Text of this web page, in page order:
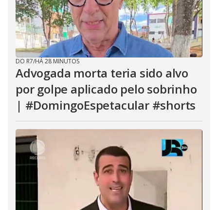
DO R7/HÁ 28 MINUTOS
Advogada morta teria sido alvo
por golpe aplicado pelo sobrinho
| #DomingoEspetacular #shorts